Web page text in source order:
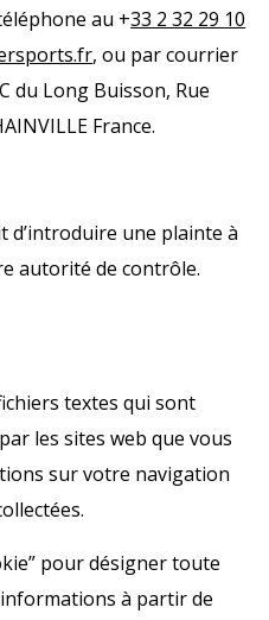
au +33 2 32 29 10
, ou par courrier
du Long Buisson, Rue
France.
d’introduire une plainte à
autorité de contrôle.
textes qui sont
les sites web que vous
sur votre navigation
pour désigner toute
à partir de